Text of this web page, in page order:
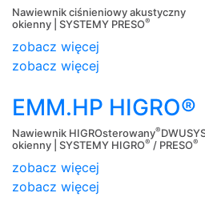
Nawiewnik ciśnieniowy akustyczny
okienny | SYSTEMY PRESO®
zobacz więcej
zobacz więcej
EMM.HP HIGRO®
Nawiewnik HIGROsterowany®
okienny | SYSTEMY HIGRO® / PRESO®
zobacz więcej
zobacz więcej